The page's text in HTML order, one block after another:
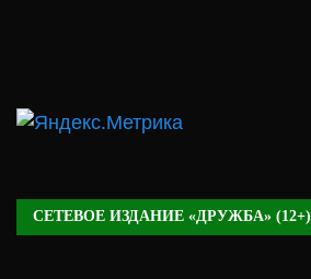
СЕТЕВОЕ ИЗДАНИЕ «ДРУЖБА» (12+)